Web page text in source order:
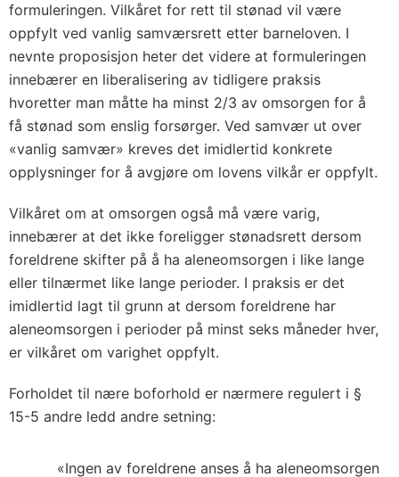
formuleringen. Vilkåret for rett til stønad vil være
oppfylt ved vanlig samværsrett etter barneloven. I
nevnte proposisjon heter det videre at formuleringen
innebærer en liberalisering av tidligere praksis
hvoretter man måtte ha minst 2/3 av omsorgen for å
få stønad som enslig forsørger. Ved samvær ut over
«vanlig samvær» kreves det imidlertid konkrete
opplysninger for å avgjøre om lovens vilkår er oppfylt.
Vilkåret om at omsorgen også må være varig,
innebærer at det ikke foreligger stønadsrett dersom
foreldrene skifter på å ha aleneomsorgen i like lange
eller tilnærmet like lange perioder. I praksis er det
imidlertid lagt til grunn at dersom foreldrene har
aleneomsorgen i perioder på minst seks måneder hver,
er vilkåret om varighet oppfylt.
Forholdet til nære boforhold er nærmere regulert i §
15-5 andre ledd andre setning:
«Ingen av foreldrene anses å ha aleneomsorgen